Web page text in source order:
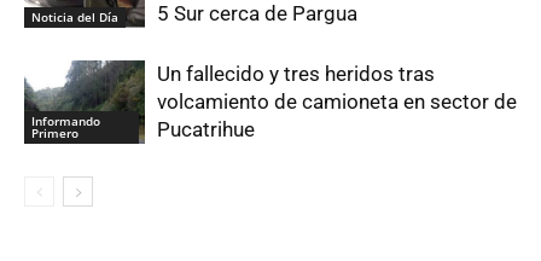
Noticia del Día
5 Sur cerca de Pargua
Informando
Primero
Un fallecido y tres heridos tras
volcamiento de camioneta en sector de
Pucatrihue